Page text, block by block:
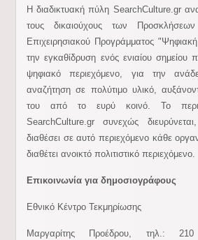
Η διαδικτυακή πύλη SearchCulture.gr
τους δικαιούχους των
Επιχειρησιακού Προγράμματος
την εγκαθίδρυση ενός ενιαίου σημείου
ψηφιακό περιεχόμενο, για την
αναζήτηση σε πολύτιμο υλικό,
του από το ευρύ κοινό. Το
SearchCulture.gr συνεχώς
διαθέσει σε αυτό περιεχόμενο κάθε
διαθέτει ανοικτό πολιτιστικό περιεχόμενο.
Επικοινωνία για δημοσιογράφους
Εθνικό Κέντρο Τεκμηρίωσης
Μαργαρίτης Προέδρου, τηλ.: